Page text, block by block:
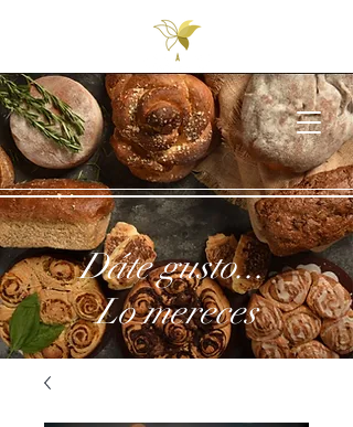
Dáte gusto...
Lo mereces